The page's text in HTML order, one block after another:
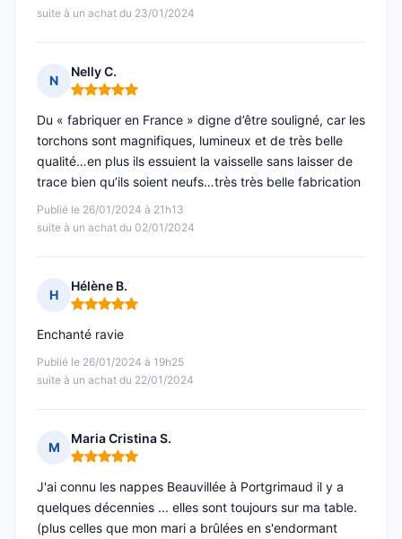
suite à un achat du 23/01/2024
N
Nelly C.
Note : 5 sur 5
Publié le 26/01/2024 à 21h13
suite à un achat du 02/01/2024
Du « fabriquer en France » digne d’être souligné, car les
torchons sont magnifiques, lumineux et de très belle
qualité…en plus ils essuient la vaisselle sans laisser de
trace bien qu’ils soient neufs…très très belle fabrication
H
Hélène B.
Note : 5 sur 5
Publié le 26/01/2024 à 19h25
suite à un achat du 22/01/2024
Enchanté ravie
M
Maria Cristina S.
Note : 5 sur 5
J'ai connu les nappes Beauvillée à Portgrimaud il y a
quelques décennies ... elles sont toujours sur ma table.
(plus celles que mon mari a brûlées en s'endormant